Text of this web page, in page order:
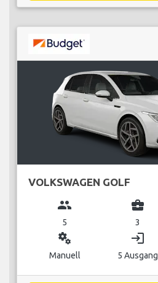
VOLKSWAGEN GOLF
group
5
business_center
3
miscellaneous_services
Manuell
login
5 Ausgang